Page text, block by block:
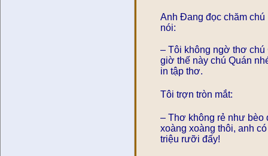
Anh Đang đọc chăm chú
nói:
– Tôi không ngờ thơ chú
giờ thế này chú Quán
in tập thơ.
Tôi trợn tròn mắt:
– Thơ không rẻ như bèo
xoàng xoàng thôi, anh
triệu rưỡi đấy!